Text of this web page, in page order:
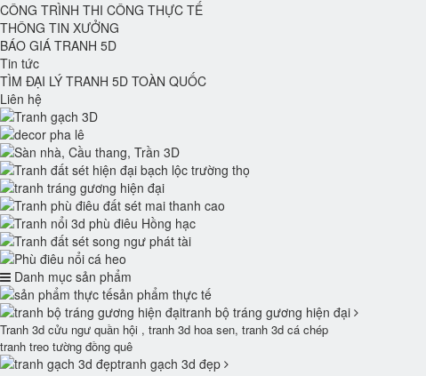
CÔNG TRÌNH THI CÔNG THỰC TẾ
THÔNG TIN XƯỞNG
BÁO GIÁ TRANH 5D
Tin tức
TÌM ĐẠI LÝ TRANH 5D TOÀN QUỐC
Liên hệ
Danh mục sản phẩm
sản phẩm thực tế
tranh bộ tráng gương hiện đại
Tranh 3d cửu ngư quần hội , tranh 3d hoa sen, tranh 3d cá chép
tranh treo tường đồng quê
tranh gạch 3d đẹp